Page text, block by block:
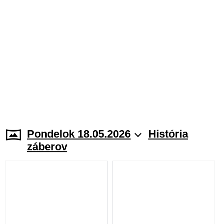
Pondelok 18.05.2026
História
záberov